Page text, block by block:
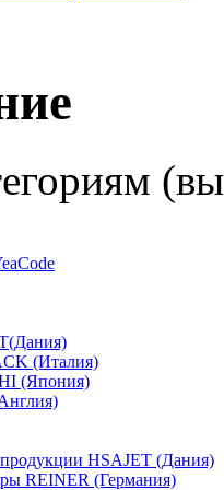
(Италия)
(Япония)
HSAJET (Дания)
REINER (Германия)